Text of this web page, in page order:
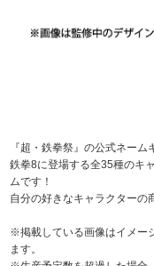
ナムコクラシック
ドラゴンボール
ラブライブ！シリーズ
ラブライブ！
『超・鉄拳祭』の公式ネーム
鉄拳8に登場する全35種のキ
ムです！
自分の好きなキャラクターの
※掲載している画像はイメー
ます。